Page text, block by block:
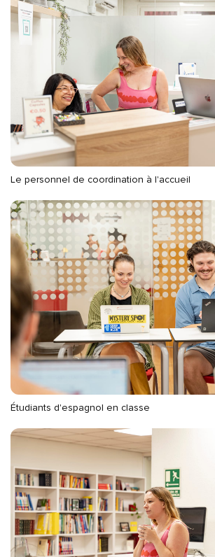
Le personnel de coordination à l'accueil
Étudiants d'espagnol en classe